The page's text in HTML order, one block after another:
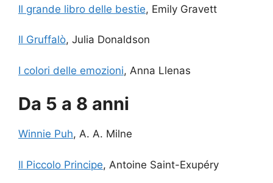
Il grande libro delle bestie, Emily Gravett
Il Gruffalò, Julia Donaldson
I colori delle emozioni, Anna Llenas
Da 5 a 8 anni
Winnie Puh, A. A. Milne
Il Piccolo Principe, Antoine Saint-Exupéry